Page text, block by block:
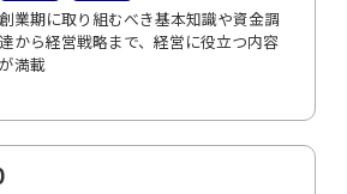
創業期に取り組むべき基本知識や資金調
達から経営戦略まで、経営に役立つ内容
が満載